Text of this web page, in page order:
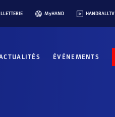
MyHAND HANDBALLTV
ÉVÉNEMENTS